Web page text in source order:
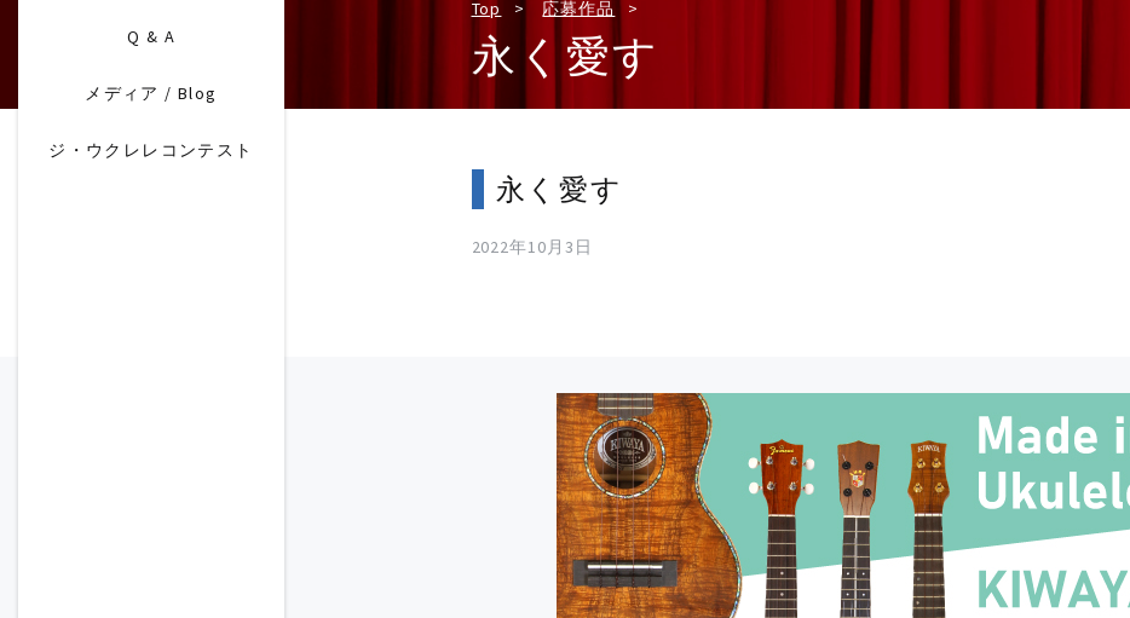
Q & A
メディア / Blog
ジ・ウクレレコンテスト
Top 応募作品
永く愛す
永く愛す
2022年10月3日